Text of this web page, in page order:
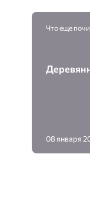
Что еще
08 января